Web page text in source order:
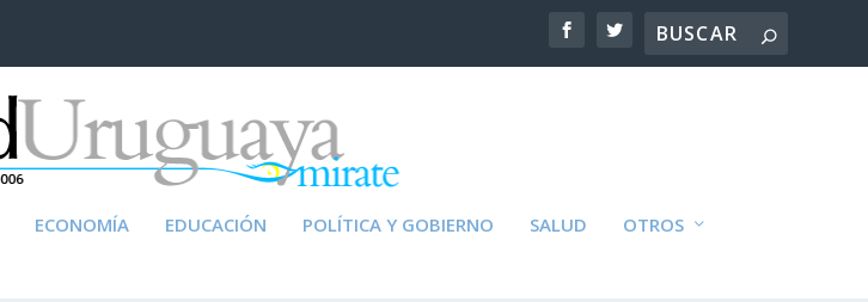
ECONOMÍA EDUCACIÓN POLÍTICA Y GOBIERNO SALUD OTROS